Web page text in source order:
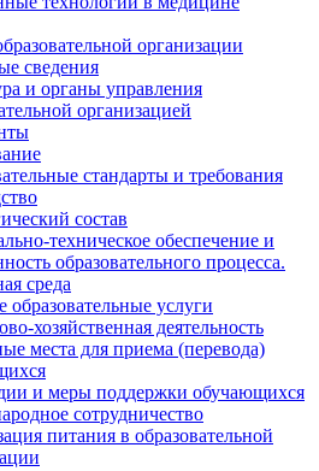
организации
сведения
и органы управления
организацией
стандарты и требования
состав
техническое обеспечение и
образовательного процесса.
среда
образовательные услуги
хозяйственная деятельность
места для приема (перевода)
и меры поддержки обучающихся
сотрудничество
питания в образовательной